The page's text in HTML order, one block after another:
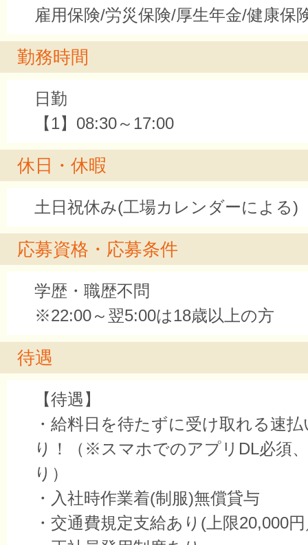
雇用保険/労災保険/厚生年金/健康保
勤務時間
日勤
【1】08:30～17:00
休日・休暇
土日祝休み(工場カレンダーによる)
応募資格・応募条件
学歴・職歴不問
※22:00～翌5:00は18歳以上の方
待遇
【待遇】
・給料日を待たずに受け取れる速
り！（※スマホでのアプリDL必須
り）
・入社時作業着(制服)無償貸与
・交通費規定支給あり(上限20,000